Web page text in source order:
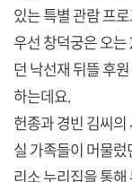
있는 특별 관람 프
우선 창덕궁은 오
던 낙선재 뒤뜰 후
하는데요.
헌종과 경빈 김씨
실 가족들이 머물
리소 누리집을 통